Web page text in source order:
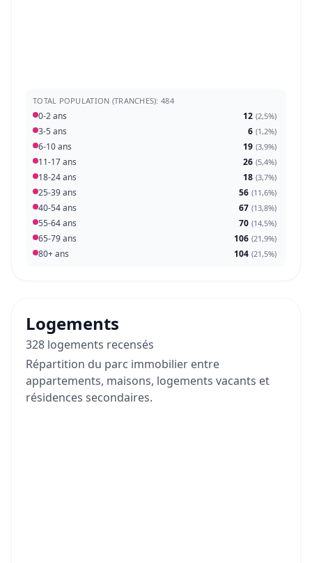
TOTAL POPULATION (TRANCHES): 484
0-2 ans 12 (2,5%)
3-5 ans 6 (1,2%)
6-10 ans 19 (3,9%)
11-17 ans 26 (5,4%)
18-24 ans 18 (3,7%)
25-39 ans 56 (11,6%)
40-54 ans 67 (13,8%)
55-64 ans 70 (14,5%)
65-79 ans 106 (21,9%)
80+ ans 104 (21,5%)
Logements
328 logements recensés
Répartition du parc immobilier entre
appartements, maisons, logements vacants et
résidences secondaires.